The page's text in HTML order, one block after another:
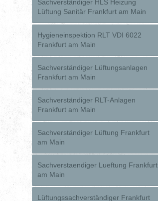
Sachverständiger HLS Heizung
Lüftung Sanitär Frankfurt am Main
Hygieneinspektion RLT VDI 6022
Frankfurt am Main
Sachverständiger Lüftungsanlagen
Frankfurt am Main
Sachverständiger RLT-Anlagen
Frankfurt am Main
Sachverständiger Lüftung Frankfurt
am Main
Sachverstaendiger Lueftung Frankfurt
am Main
Lüftungssachverständiger Frankfurt